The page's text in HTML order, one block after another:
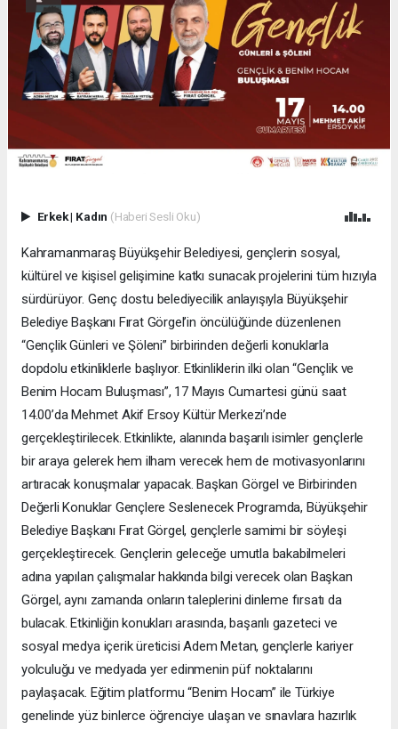
Erkek| Kadın (Haberi Sesli Oku)
Kahramanmaraş Büyükşehir Belediyesi, gençlerin sosyal,
kültürel ve kişisel gelişimine katkı sunacak projelerini tüm hızıyla
sürdürüyor. Genç dostu belediyecilik anlayışıyla Büyükşehir
Belediye Başkanı Fırat Görgel’in öncülüğünde düzenlenen
“Gençlik Günleri ve Şöleni” birbirinden değerli konuklarla
dopdolu etkinliklerle başlıyor. Etkinliklerin ilki olan “Gençlik ve
Benim Hocam Buluşması”, 17 Mayıs Cumartesi günü saat
14.00’da Mehmet Akif Ersoy Kültür Merkezi’nde
gerçekleştirilecek. Etkinlikte, alanında başarılı isimler gençlerle
bir araya gelerek hem ilham verecek hem de motivasyonlarını
artıracak konuşmalar yapacak. Başkan Görgel ve Birbirinden
Değerli Konuklar Gençlere Seslenecek Programda, Büyükşehir
Belediye Başkanı Fırat Görgel, gençlerle samimi bir söyleşi
gerçekleştirecek. Gençlerin geleceğe umutla bakabilmeleri
adına yapılan çalışmalar hakkında bilgi verecek olan Başkan
Görgel, aynı zamanda onların taleplerini dinleme fırsatı da
bulacak. Etkinliğin konukları arasında, başarılı gazeteci ve
sosyal medya içerik üreticisi Adem Metan, gençlerle kariyer
yolculuğu ve medyada yer edinmenin püf noktalarını
paylaşacak. Eğitim platformu “Benim Hocam” ile Türkiye
genelinde yüz binlerce öğrenciye ulaşan ve sınavlara hazırlık